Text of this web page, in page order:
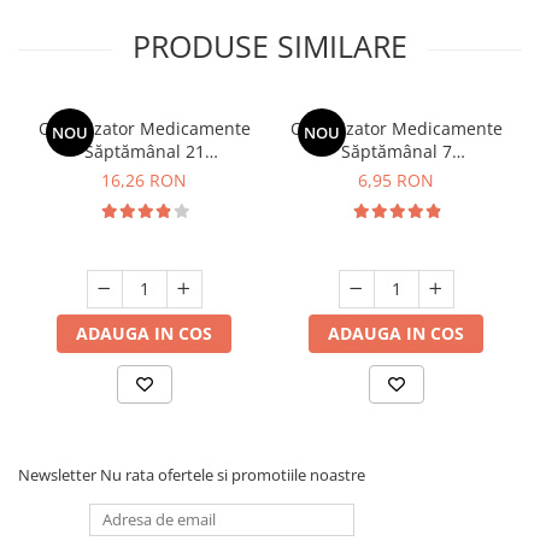
PRODUSE SIMILARE
NOU
Organizator Medicamente
Săptămânal 21
Compartimente Minut
16,26 RON
ADAUGA IN COS
NOU
Organizator Medicamente
Săptămânal 7
Compartimente Minut
6,95 RON
ADAUGA IN COS
Newsletter Nu rata ofertele si promotiile noastre